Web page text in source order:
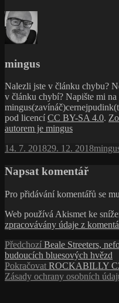
mingus
Nalezli jste v článku chybu?
v článku chybí? Napište mi na
pod licencí CC BY-SA 4.0.
autorem je mingus
Publikováno:
14. 7. 201829. 12. 2018Autor:
Napsat komentář
Pro přidávání komentářů se
Web používá Akismet ke
zpracovávány údaje z
Navigace
pro
příspěvek
Předchozí Předchozí
příspěvek:
Beale Streeters,
budoucích bluesových hvězd
Pokračovat Následující
příspěvek:
ROCKABILLY
Zásady ochrany osobních